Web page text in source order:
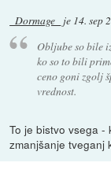
_Dormage_ je 14. sep
Obljube so bile
ko so to bili
ceno goni zgolj
vrednost.
To je bistvo vsega -
zmanjšanje tveganj